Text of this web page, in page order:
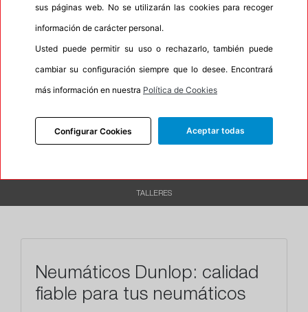
P.O.R. No
TALLERES
Neumáticos Dunlop: calidad
fiable para tus neumáticos
sus páginas web. No se utilizarán las cookies para recoger
información de carácter personal.
Usted puede permitir su uso o rechazarlo, también puede
cambiar su configuración siempre que lo desee. Encontrará
más información en nuestra Política de Cookies
Configurar Cookies Aceptar todas